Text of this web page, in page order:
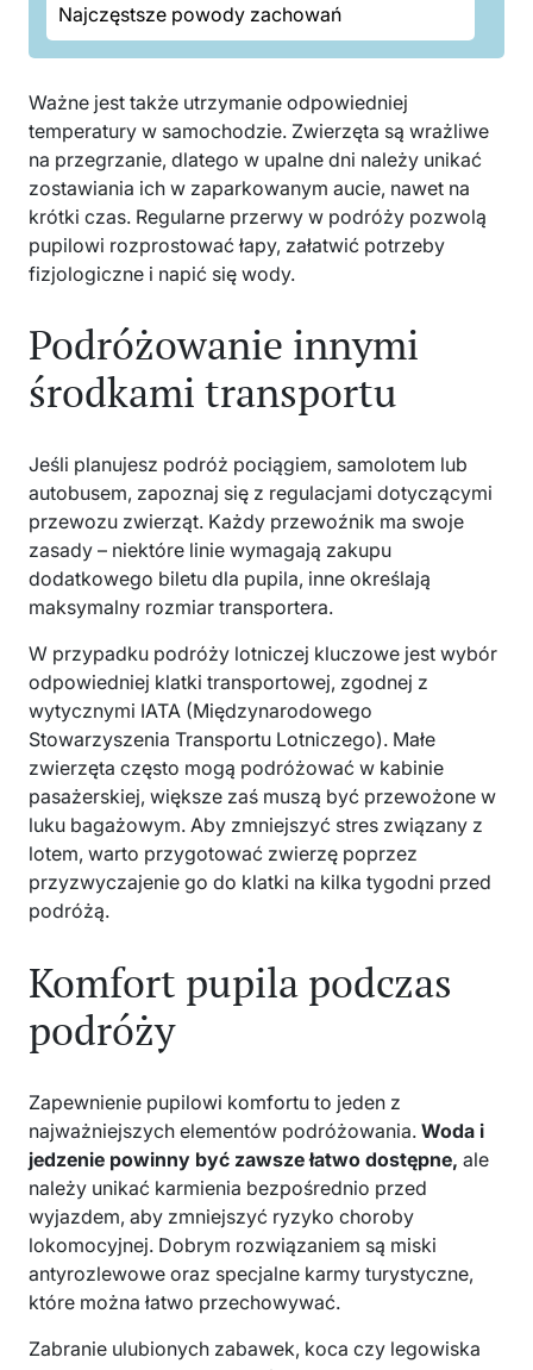
Najczęstsze powody zachowań
Ważne jest także utrzymanie odpowiedniej
temperatury w samochodzie. Zwierzęta są wrażliwe
na przegrzanie, dlatego w upalne dni należy unikać
zostawiania ich w zaparkowanym aucie, nawet na
krótki czas. Regularne przerwy w podróży pozwolą
pupilowi rozprostować łapy, załatwić potrzeby
fizjologiczne i napić się wody.
Podróżowanie innymi
środkami transportu
Jeśli planujesz podróż pociągiem, samolotem lub
autobusem, zapoznaj się z regulacjami dotyczącymi
przewozu zwierząt. Każdy przewoźnik ma swoje
zasady – niektóre linie wymagają zakupu
dodatkowego biletu dla pupila, inne określają
maksymalny rozmiar transportera.
W przypadku podróży lotniczej kluczowe jest wybór
odpowiedniej klatki transportowej, zgodnej z
wytycznymi IATA (Międzynarodowego
Stowarzyszenia Transportu Lotniczego). Małe
zwierzęta często mogą podróżować w kabinie
pasażerskiej, większe zaś muszą być przewożone w
luku bagażowym. Aby zmniejszyć stres związany z
lotem, warto przygotować zwierzę poprzez
przyzwyczajenie go do klatki na kilka tygodni przed
podróżą.
Komfort pupila podczas
podróży
Zapewnienie pupilowi komfortu to jeden z
najważniejszych elementów podróżowania. Woda i
jedzenie powinny być zawsze łatwo dostępne, ale
należy unikać karmienia bezpośrednio przed
wyjazdem, aby zmniejszyć ryzyko choroby
lokomocyjnej. Dobrym rozwiązaniem są miski
antyrozlewowe oraz specjalne karmy turystyczne,
które można łatwo przechowywać.
Zabranie ulubionych zabawek, koca czy legowiska